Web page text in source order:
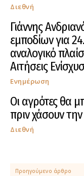
Διεθνή
Γιάννης
εμποδίων για
αναλογικό
Αιτήσεις
Ενημέρωση
Οι αγρότες θα
πριν χάσουν
Διεθνή
Προηγούμενο άρθρο